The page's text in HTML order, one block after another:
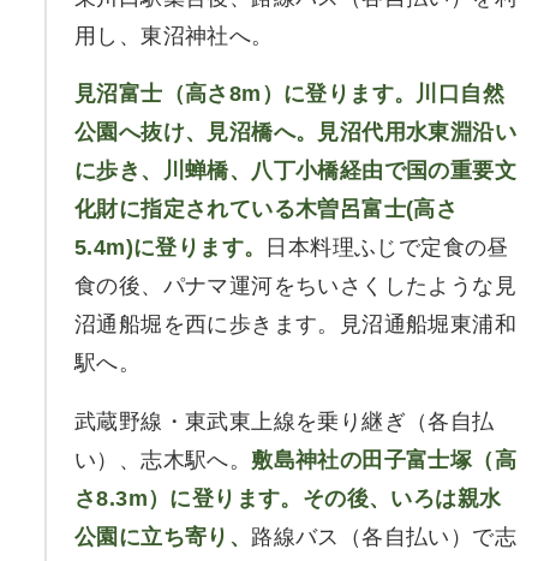
用し、東沼神社へ。
見沼富士（高さ8m）に登ります。川口自然
公園へ抜け、見沼橋へ。見沼代用水東淵沿い
に歩き、川蝉橋、八丁小橋経由で国の重要文
化財に指定されている木曽呂富士(高さ
5.4m)に登ります。
日本料理ふじで定食の昼
食の後、パナマ運河をちいさくしたような見
沼通船堀を西に歩きます。見沼通船堀東浦和
駅へ。
武蔵野線・東武東上線を乗り継ぎ（各自払
い）、志木駅へ。 敷島神社の田子富士塚（高
さ8.3m）に登ります。その後、いろは親水
公園に立ち寄り、 路線バス（各自払い）で志